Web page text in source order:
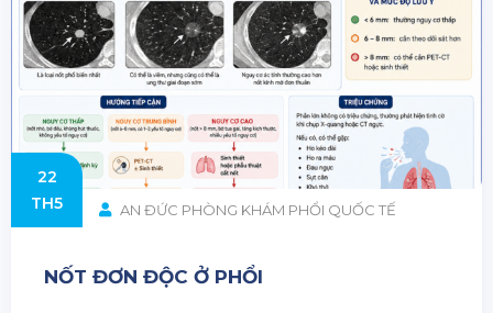
22
TH5
AN ĐỨC PHÒNG KHÁM PHỔI QUỐC TẾ
NỐT ĐƠN ĐỘC Ở PHỔI